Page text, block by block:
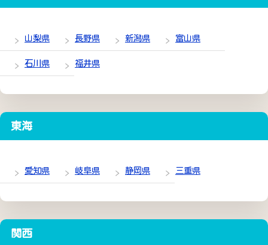
山梨県 長野県 新潟県 富山県
石川県 福井県
東海
愛知県 岐阜県 静岡県 三重県
関西